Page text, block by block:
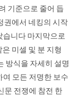
기준으로 줄어 듭
권에서 네킹의 시작
습니다 마지막으로
미셀 및 분 지형
방식을 자세히 설명
모든 저명한 보수
문 전쟁에 참전 한